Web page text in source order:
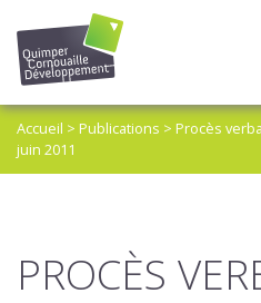
Accueil > Publications > Procès
juin 2011
PROCÈS